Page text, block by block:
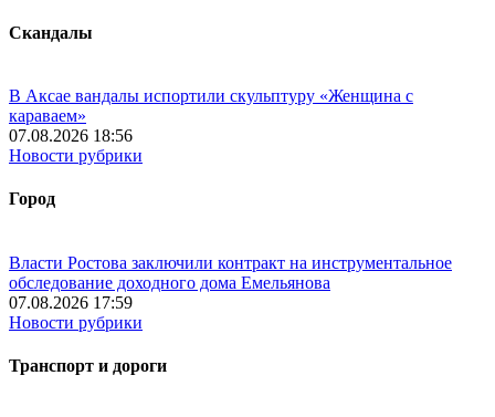
Скандалы
В Аксае вандалы испортили скульптуру «Женщина с
караваем»
07.08.2026 18:56
Новости рубрики
Город
Власти Ростова заключили контракт на инструментальное
обследование доходного дома Емельянова
07.08.2026 17:59
Новости рубрики
Транспорт и дороги